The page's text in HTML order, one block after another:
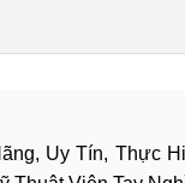
Uy Tín, Thực